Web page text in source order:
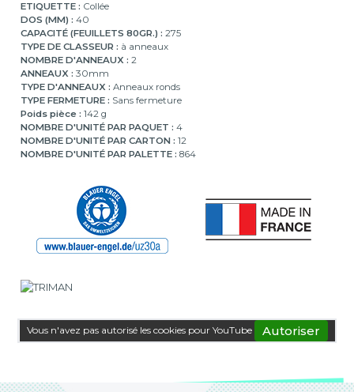
ETIQUETTE : Collée
DOS (MM) : 40
CAPACITÉ (FEUILLETS 80GR.) : 275
TYPE DE CLASSEUR : à anneaux
NOMBRE D'ANNEAUX : 2
ANNEAUX : 30mm
TYPE D'ANNEAUX : Anneaux ronds
TYPE FERMETURE : Sans fermeture
Poids pièce : 142 g
NOMBRE D'UNITÉ PAR PAQUET : 4
NOMBRE D'UNITÉ PAR CARTON : 12
NOMBRE D'UNITÉ PAR PALETTE : 864
Vous n'avez pas autorisé les cookies pour YouTube Autoriser